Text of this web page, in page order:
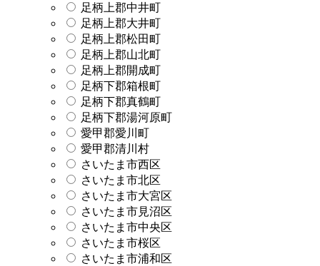
足柄上郡中井町
足柄上郡大井町
足柄上郡松田町
足柄上郡山北町
足柄上郡開成町
足柄下郡箱根町
足柄下郡真鶴町
足柄下郡湯河原町
愛甲郡愛川町
愛甲郡清川村
さいたま市西区
さいたま市北区
さいたま市大宮区
さいたま市見沼区
さいたま市中央区
さいたま市桜区
さいたま市浦和区